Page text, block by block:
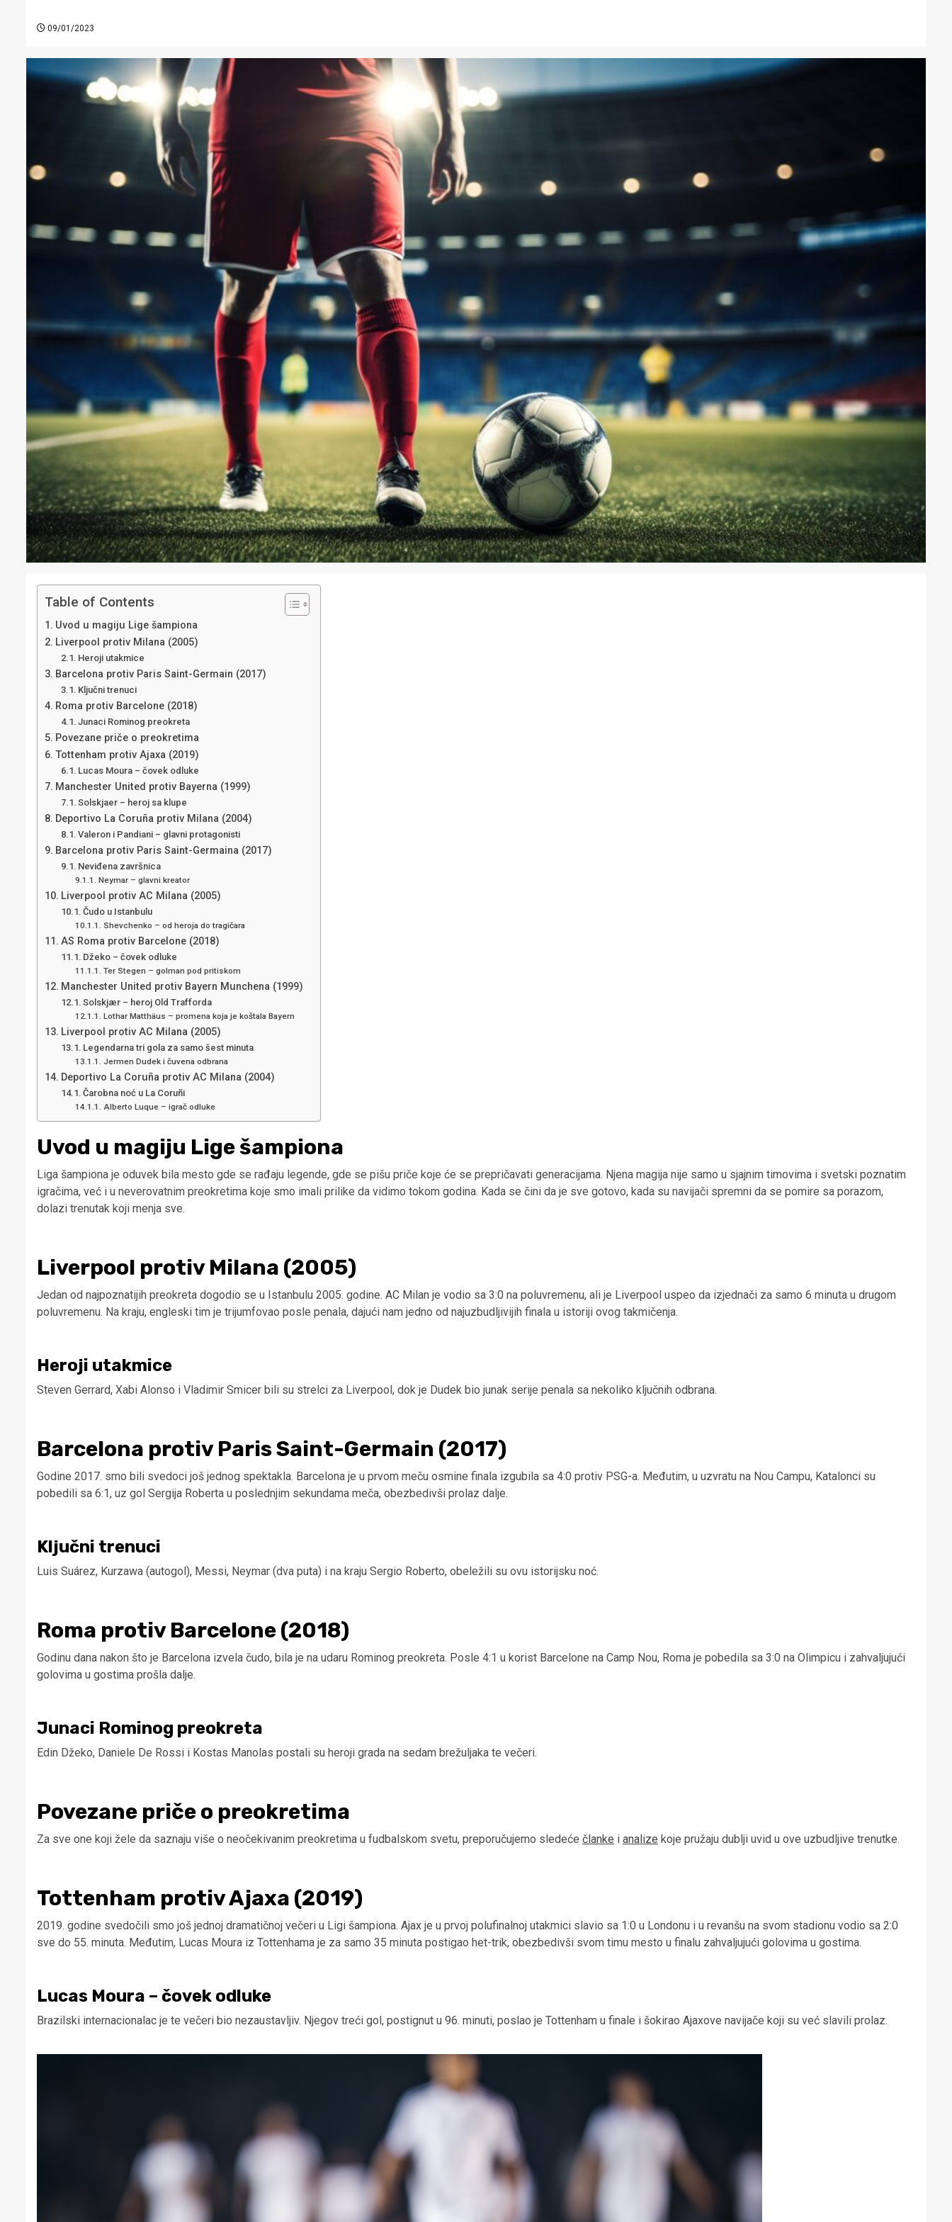
09/01/2023
Table of Contents
Uvod u magiju Lige šampiona
Liverpool protiv Milana (2005)
Heroji utakmice
Barcelona protiv Paris Saint-Germain (2017)
Ključni trenuci
Roma protiv Barcelone (2018)
Junaci Rominog preokreta
Povezane priče o preokretima
Tottenham protiv Ajaxa (2019)
Lucas Moura – čovek odluke
Manchester United protiv Bayerna (1999)
Solskjaer – heroj sa klupe
Deportivo La Coruña protiv Milana (2004)
Valeron i Pandiani – glavni protagonisti
Barcelona protiv Paris Saint-Germaina (2017)
Neviđena završnica
Neymar – glavni kreator
Liverpool protiv AC Milana (2005)
Čudo u Istanbulu
Shevchenko – od heroja do tragičara
AS Roma protiv Barcelone (2018)
Džeko – čovek odluke
Ter Stegen – golman pod pritiskom
Manchester United protiv Bayern Munchena (1999)
Solskjær – heroj Old Trafforda
Lothar Matthäus – promena koja je koštala Bayern
Liverpool protiv AC Milana (2005)
Legendarna tri gola za samo šest minuta
Jermen Dudek i čuvena odbrana
Deportivo La Coruña protiv AC Milana (2004)
Čarobna noć u La Coruñi
Alberto Luque – igrač odluke
Uvod u magiju Lige šampiona
Liga šampiona je oduvek bila mesto gde se rađaju legende, gde se pišu priče koje će se prepričavati generacijama. Njena magija nije samo u sjajnim timovima i svetski poznatim
igračima, već i u neverovatnim preokretima koje smo imali prilike da vidimo tokom godina. Kada se čini da je sve gotovo, kada su navijači spremni da se pomire sa porazom,
dolazi trenutak koji menja sve.
Liverpool protiv Milana (2005)
Jedan od najpoznatijih preokreta dogodio se u Istanbulu 2005. godine. AC Milan je vodio sa 3:0 na poluvremenu, ali je Liverpool uspeo da izjednači za samo 6 minuta u drugom
poluvremenu. Na kraju, engleski tim je trijumfovao posle penala, dajući nam jedno od najuzbudljivijih finala u istoriji ovog takmičenja.
Heroji utakmice
Steven Gerrard, Xabi Alonso i Vladimir Smicer bili su strelci za Liverpool, dok je Dudek bio junak serije penala sa nekoliko ključnih odbrana.
Barcelona protiv Paris Saint-Germain (2017)
Godine 2017. smo bili svedoci još jednog spektakla. Barcelona je u prvom meču osmine finala izgubila sa 4:0 protiv PSG-a. Međutim, u uzvratu na Nou Campu, Katalonci su
pobedili sa 6:1, uz gol Sergija Roberta u poslednjim sekundama meča, obezbedivši prolaz dalje.
Ključni trenuci
Luis Suárez, Kurzawa (autogol), Messi, Neymar (dva puta) i na kraju Sergio Roberto, obeležili su ovu istorijsku noć.
Roma protiv Barcelone (2018)
Godinu dana nakon što je Barcelona izvela čudo, bila je na udaru Rominog preokreta. Posle 4:1 u korist Barcelone na Camp Nou, Roma je pobedila sa 3:0 na Olimpicu i zahvaljujući
golovima u gostima prošla dalje.
Junaci Rominog preokreta
Edin Džeko, Daniele De Rossi i Kostas Manolas postali su heroji grada na sedam brežuljaka te večeri.
Povezane priče o preokretima
Za sve one koji žele da saznaju više o neočekivanim preokretima u fudbalskom svetu, preporučujemo sledeće članke i analize koje pružaju dublji uvid u ove uzbudljive trenutke.
Tottenham protiv Ajaxa (2019)
2019. godine svedočili smo još jednoj dramatičnoj večeri u Ligi šampiona. Ajax je u prvoj polufinalnoj utakmici slavio sa 1:0 u Londonu i u revanšu na svom stadionu vodio sa 2:0
sve do 55. minuta. Međutim, Lucas Moura iz Tottenhama je za samo 35 minuta postigao het-trik, obezbedivši svom timu mesto u finalu zahvaljujući golovima u gostima.
Lucas Moura – čovek odluke
Brazilski internacionalac je te večeri bio nezaustavljiv. Njegov treći gol, postignut u 96. minuti, poslao je Tottenham u finale i šokirao Ajaxove navijače koji su već slavili prolaz.